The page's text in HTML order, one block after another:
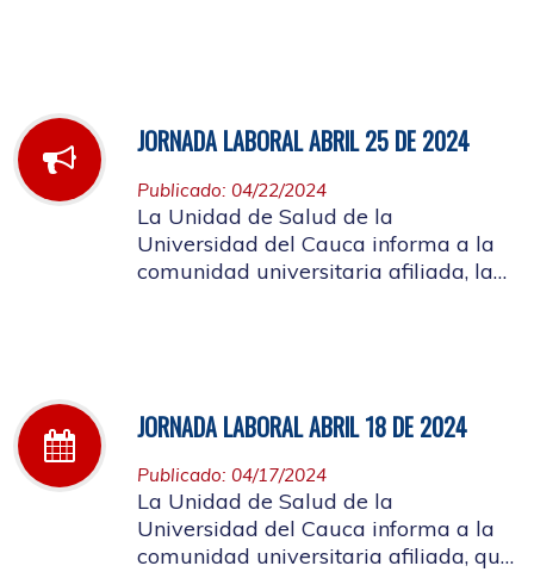
JORNADA LABORAL ABRIL 25 DE 2024
Publicado: 04/22/2024
La Unidad de Salud de la
Universidad del Cauca informa a la
comunidad universitaria afiliada, la
JORNADA LABORAL ABRIL 18 DE 2024
Publicado: 04/17/2024
La Unidad de Salud de la
Universidad del Cauca informa a la
comunidad universitaria afiliada, que